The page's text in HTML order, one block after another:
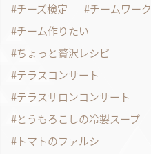
チーズ検定
チームワーク
チーム作りたい
ちょっと贅沢レシピ
テラスコンサート
テラスサロンコンサート
とうもろこしの冷製スープ
トマトのファルシ